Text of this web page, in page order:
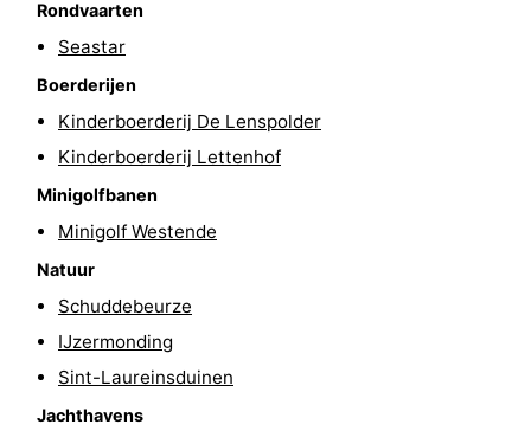
Zwembaden
Fietsen
Wandelen
Paardrijden
Golfbanen
Surfen
Eten
drinken
Jachthaven
Evenementen
Rondvaarten
Seastar
Boerderijen
Kinderboerderij De Lenspolder
Kinderboerderij Lettenhof
Minigolfbanen
Minigolf Westende
Natuur
Schuddebeurze
IJzermonding
Sint-Laureinsduinen
Jachthavens